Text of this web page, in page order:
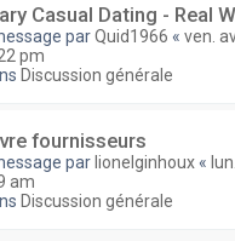
Сasual Dating - Real
parQuid1966 « ven.
pm
Discussion générale
fournisseurs
par lionelginhoux «
am
Discussion générale